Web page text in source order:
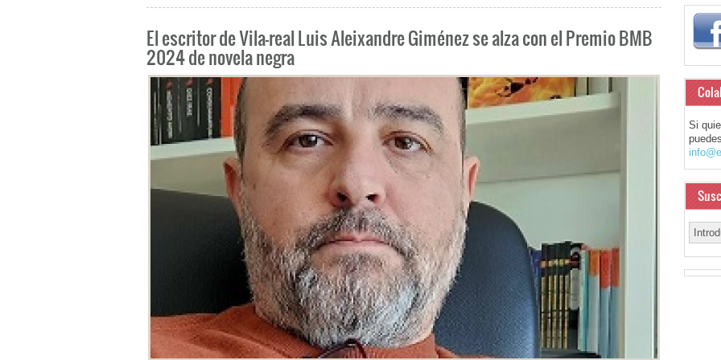
El escritor de Vila-real Luis Aleixandre Giménez se alza con el Premio BMB
2024 de novela negra
Si